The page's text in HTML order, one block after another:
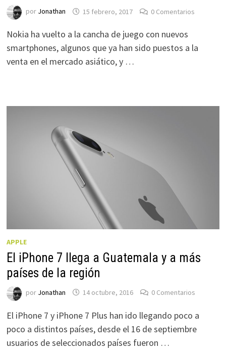
por Jonathan 15 febrero, 2017 0 Comentarios
Nokia ha vuelto a la cancha de juego con nuevos
smartphones, algunos que ya han sido puestos a la
venta en el mercado asiático, y …
APPLE
El iPhone 7 llega a Guatemala y a más
países de la región
por Jonathan 14 octubre, 2016 0 Comentarios
El iPhone 7 y iPhone 7 Plus han ido llegando poco a
poco a distintos países, desde el 16 de septiembre
usuarios de seleccionados países fueron …